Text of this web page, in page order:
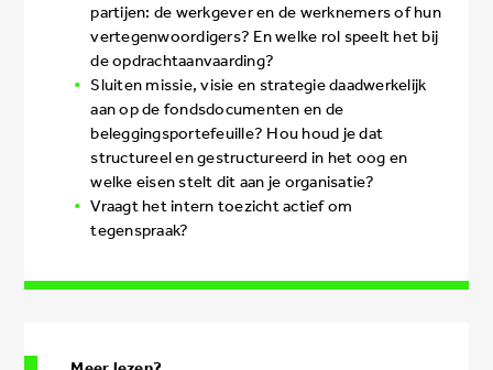
partijen: de werkgever en de werknemers of hun
vertegenwoordigers? En welke rol speelt het bij
de opdrachtaanvaarding?
Sluiten missie, visie en strategie daadwerkelijk
aan op de fondsdocumenten en de
beleggingsportefeuille? Hou houd je dat
structureel en gestructureerd in het oog en
welke eisen stelt dit aan je organisatie?
Vraagt het intern toezicht actief om
tegenspraak?